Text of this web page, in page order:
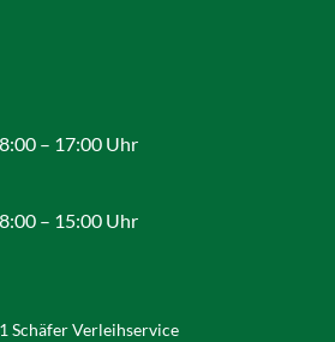
– 17:00 Uhr
– 15:00 Uhr
Schäfer Verleihservice